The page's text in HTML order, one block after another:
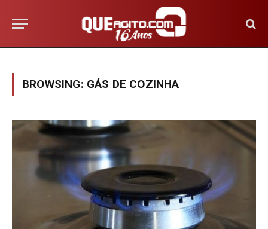
BROWSING: GÁS DE COZINHA